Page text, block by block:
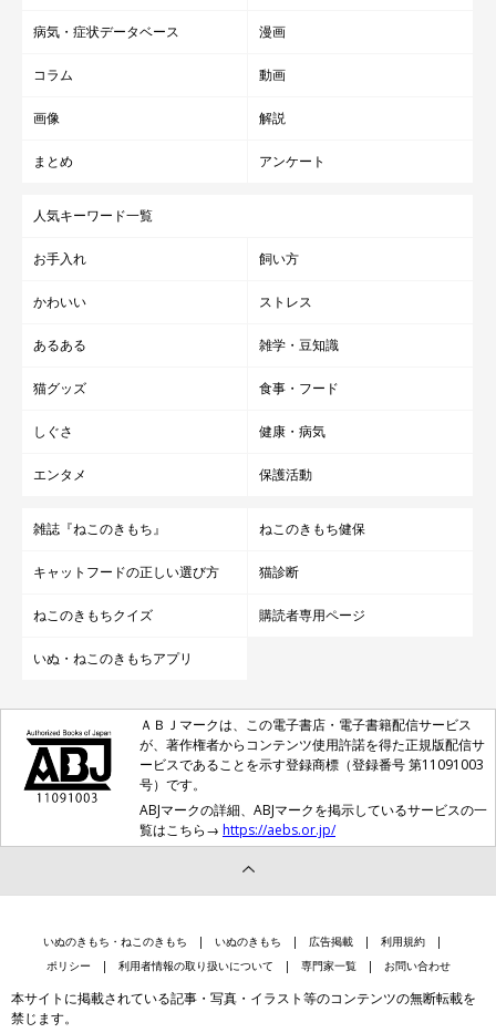
病気・症状データベース 漫画
コラム 動画
画像 解説
まとめ アンケート
人気キーワード一覧
お手入れ 飼い方
かわいい ストレス
あるある 雑学・豆知識
猫グッズ 食事・フード
しぐさ 健康・病気
エンタメ 保護活動
雑誌『ねこのきもち』 ねこのきもち健保
キャットフードの正しい選び方 猫診断
ねこのきもちクイズ 購読者専用ページ
いぬ・ねこのきもちアプリ
ＡＢＪマークは、この電子書店・電子書籍配信サービス
が、著作権者からコンテンツ使用許諾を得た正規版配信サ
ービスであることを示す登録商標（登録番号 第11091003
号）です。
ABJマークの詳細、ABJマークを掲示しているサービスの一
覧はこちら→ https://aebs.or.jp/
いぬのきもち・ねこのきもち いぬのきもち 広告掲載
利用規約
ポリシー
利用者情報の取り扱いについて 専門家一覧 お問い合わせ
本サイトに掲載されている記事・写真・イラスト等のコンテンツの無断転載を
禁じます。